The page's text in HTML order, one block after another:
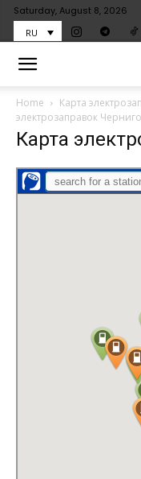
Saturday, August 8, 2026
RU
Home Карта
электрозаправок
Карта